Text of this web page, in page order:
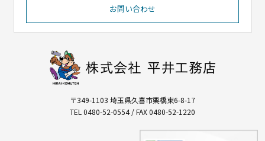
お問い合わせ
〒349-1103 埼玉県久喜市栗橋東6-8-17
TEL 0480-52-0554 / FAX 0480-52-1220